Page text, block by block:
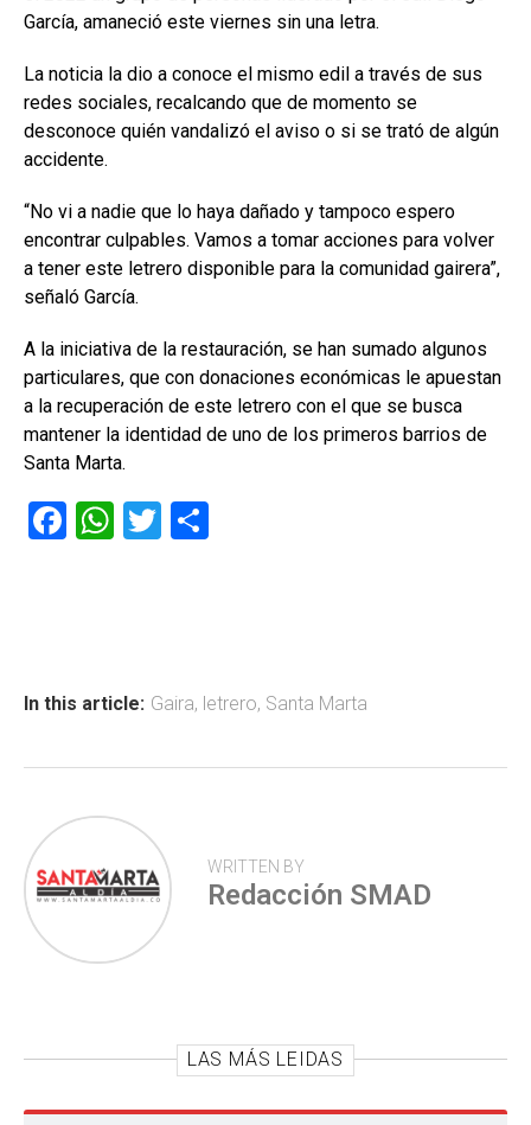
García, amaneció este viernes sin una letra.
La noticia la dio a conoce el mismo edil a través de sus
redes sociales, recalcando que de momento se
desconoce quién vandalizó el aviso o si se trató de algún
accidente.
“No vi a nadie que lo haya dañado y tampoco espero
encontrar culpables. Vamos a tomar acciones para volver
a tener este letrero disponible para la comunidad gairera”,
señaló García.
A la iniciativa de la restauración, se han sumado algunos
particulares, que con donaciones económicas le apuestan
a la recuperación de este letrero con el que se busca
mantener la identidad de uno de los primeros barrios de
Santa Marta.
F
ok
W
p
T
tir
In this article: Gaira, letrero, Santa Marta
WRITTEN BY
Redacción SMAD
LAS MÁS LEIDAS